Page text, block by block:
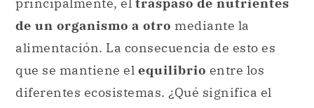
diferentes ecosistemas. ¿Qué significa el
equilibrio, en este sentido? Que hay algunos
organismos que crean energía gracias al
proceso de fotosíntesis, y otros que
dependen de otros animales para su